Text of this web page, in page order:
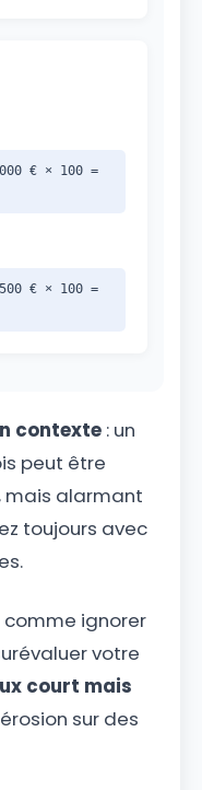
€ × 100 =
€ × 100 =
contexte : un
peut être
mais alarmant
toujours avec
comme ignorer
votre
court mais
sur des